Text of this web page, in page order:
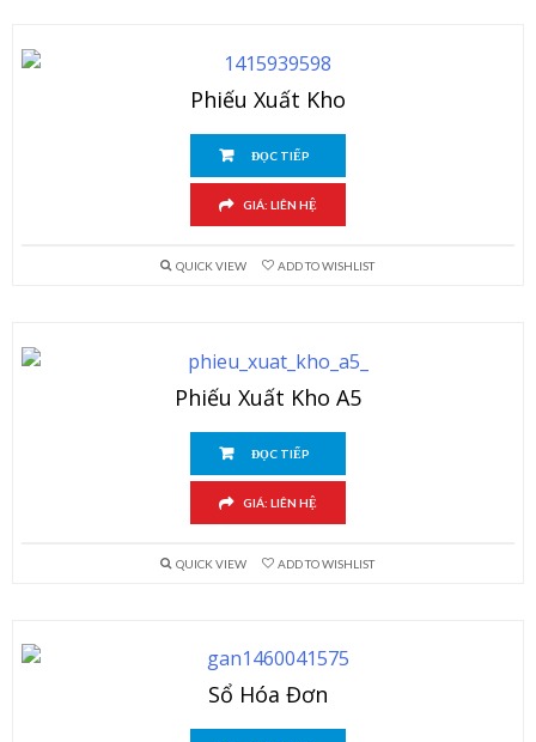
Phiếu Xuất Kho
ĐỌC TIẾP
GIÁ: LIÊN HỆ
QUICK VIEW ADD TO WISHLIST
Phiếu Xuất Kho A5
ĐỌC TIẾP
GIÁ: LIÊN HỆ
QUICK VIEW ADD TO WISHLIST
Sổ Hóa Đơn